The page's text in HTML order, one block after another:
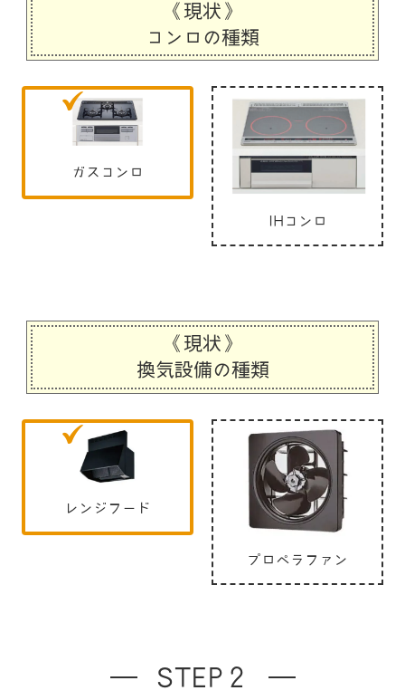
《現状》
コンロの種類
ガスコンロ
IHコンロ
《現状》
換気設備の種類
レンジフード
プロペラファン
STEP２